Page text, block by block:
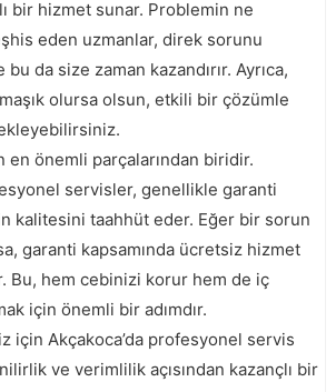
bir hizmet sunar. Problemin ne
eden uzmanlar, direk sorunu
da size zaman kazandırır. Ayrıca,
olursa olsun, etkili bir çözümle
en önemli parçalarından biridir.
servisler, genellikle garanti
kalitesini taahhüt eder. Eğer bir sorun
garanti kapsamında ücretsiz hizmet
Bu, hem cebinizi korur hem de iç
için önemli bir adımdır.
için Akçakoca’da profesyonel servis
ve verimlilik açısından kazançlı bir